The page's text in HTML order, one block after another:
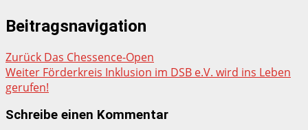
Beitragsnavigation
Zurück Das Chessence-Open
Weiter Förderkreis Inklusion im DSB e.V. wird ins Leben
gerufen!
Schreibe einen Kommentar